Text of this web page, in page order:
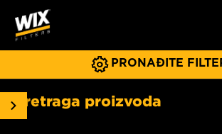
PRONAĐITE
Pretraga proizvoda